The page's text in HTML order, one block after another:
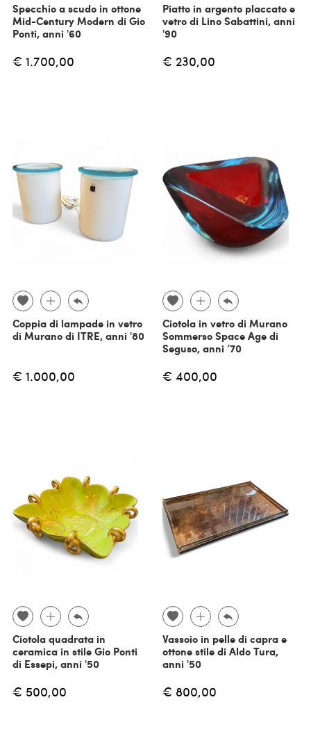
Specchio a scudo in ottone
Mid-Century Modern di Gio
Ponti, anni '60
€ 1.700,00
Piatto in argento placcato e
vetro di Lino Sabattini, anni
'90
€ 230,00
Coppia di lampade in vetro
di Murano di ITRE, anni '80
€ 1.000,00
Ciotola in vetro di Murano
Sommerso Space Age di
Seguso, anni ’70
€ 400,00
Ciotola quadrata in
ceramica in stile Gio Ponti
di Essepi, anni '50
€ 500,00
Vassoio in pelle di capra e
ottone stile di Aldo Tura,
anni '50
€ 800,00